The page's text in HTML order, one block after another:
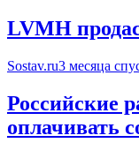
LVMH
Sostav.ru3 месяца
Российские
оплачивать